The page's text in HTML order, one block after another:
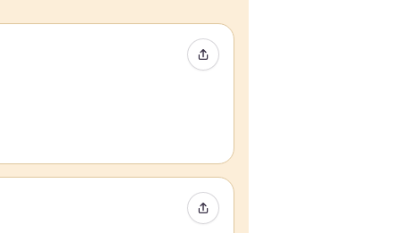
Compartir evento
Compartir evento